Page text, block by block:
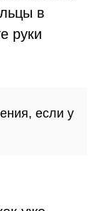
в
руки
если у